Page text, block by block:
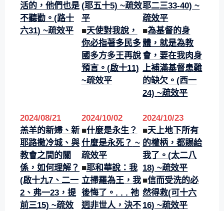
活的，他們也是
不聽勸。(路十
六31) ~疏效平
(耶五十5) ~疏效
平
■天使對我說，
你必指著多民多
國多方多王再說
預言。(啟十11)
~疏效平
耶二三33-40) ~
疏效平
■為基督的身
體，就是為教
會，要在我肉身
上補滿基督患難
的缺欠。(西一
24) ~疏效平
2024/08/21
羔羊的新婦、新
耶路撒冷城、與
教會之間的關
係，如何理解？
(啟十九7、二一
2、弗一23，提
前三15) ~疏效
2024/10/02
■什麼是永生？
什麼是永死？ ~
疏效平
■耶和華說：我
立掃羅為王，我
後悔了。. . . 祂
迥非世人，決不
2024/10/23
■天上地下所有
的權柄，都賜給
我了。(太二八
18) ~疏效平
■信而受洗的必
然得救(可十六
16) ~疏效平